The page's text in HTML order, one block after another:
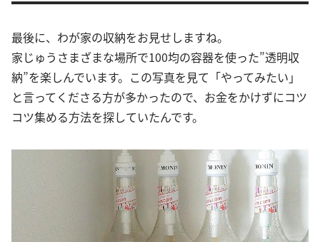
最後に、わが家の収納をお見せしますね。
家じゅうさまざまな場所で100均の容器を使った”透明収
納”を楽しんでいます。この写真を見て「やってみたい」
と言ってくださる方が多かったので、お金をかけずにコツ
コツ集める方法を探していたんです。